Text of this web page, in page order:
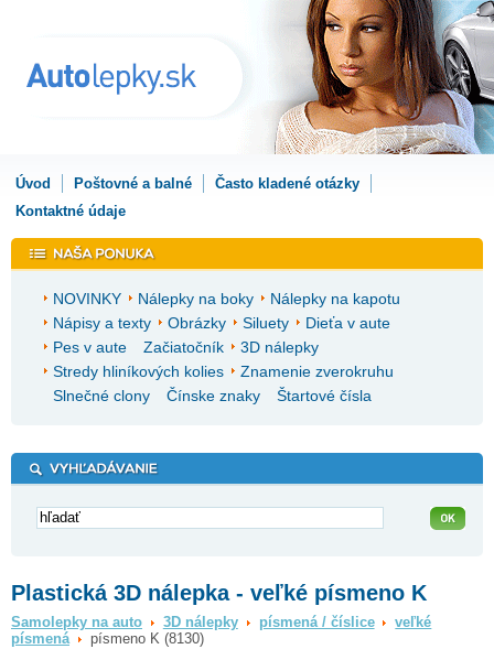
Úvod Poštovné a balné
Často kladené otázky
Kontaktné údaje
NOVINKY Nálepky na boky
Nálepky na kapotu
Nápisy a texty
Obrázky Siluety
Dieťa v aute
Pes v aute
Začiatočník
3D nálepky
Stredy hliníkových kolies
Znamenie zverokruhu
Slnečné clony
Čínske znaky Štartové čísla
Plastická 3D nálepka - veľké písmeno K
Samolepky na auto 3D nálepky písmená / číslice
veľké
písmená
písmeno K (8130)